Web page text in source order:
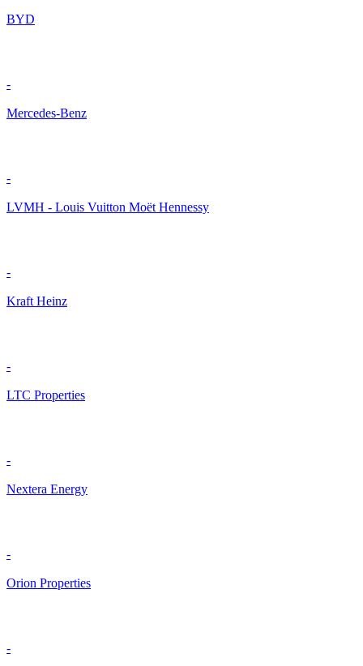
BYD
-
Mercedes-Benz
-
LVMH - Louis Vuitton Moët Hennessy
-
Kraft Heinz
-
LTC Properties
-
Nextera Energy
-
Orion Properties
-